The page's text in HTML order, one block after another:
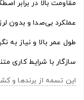
مقاومت بالا در برابر
عملکرد بی‌صدا و بدون
طول عمر بالا و نیاز به
سازگار با شرایط کاری
این تسمه از برندها و